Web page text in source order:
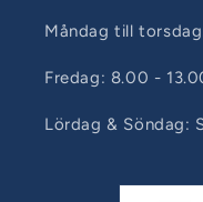
Måndag till
Fredag: 8.00 -
Lördag & Söndag: